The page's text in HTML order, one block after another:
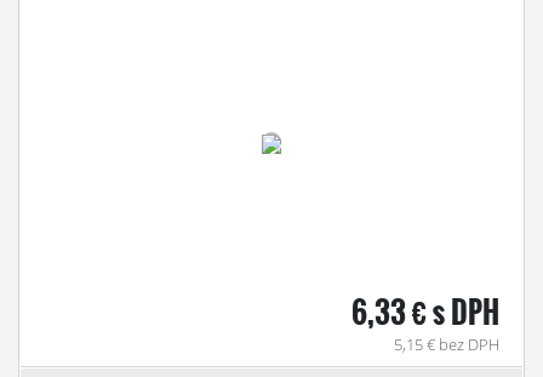
6,33 € s DPH
5,15 € bez DPH